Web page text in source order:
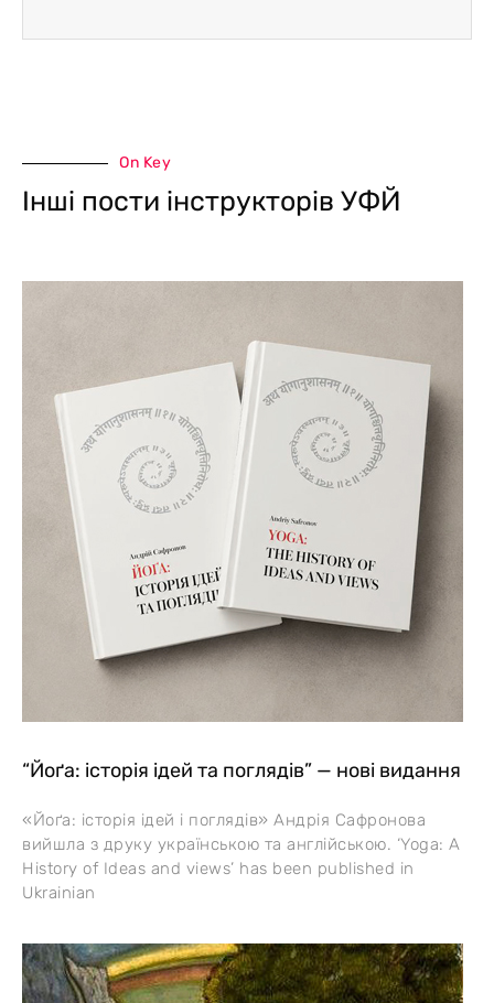
On Key
Інші пости інструкторів УФЙ
“Йоґа: історія ідей та поглядів” — нові видання
«Йоґа: історія ідей і поглядів» Андрія Сафронова
вийшла з друку українською та англійською. ‘Yoga: A
History of Ideas and views’ has been published in
Ukrainian